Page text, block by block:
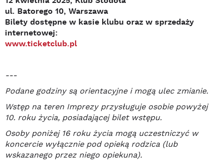
ul. Batorego 10, Warszawa
Bilety dostępne w kasie klubu oraz w sprzedaży
internetowej:
www.ticketclub.pl
---
Podane godziny są orientacyjne i mogą ulec zmianie.
Wstęp na teren Imprezy przysługuje osobie powyżej
10. roku życia, posiadającej bilet wstępu.
Osoby poniżej 16 roku życia mogą uczestniczyć w
koncercie wyłącznie pod opieką rodzica (lub
wskazanego przez niego opiekuna).